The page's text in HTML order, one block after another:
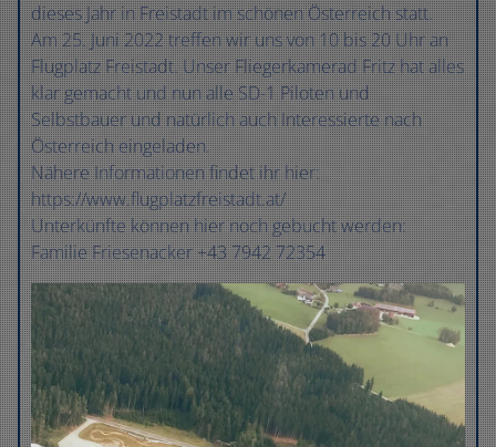
dieses Jahr in Freistadt im schönen Österreich statt.
Am 25. Juni 2022 treffen wir uns von 10 bis 20 Uhr an
Flugplatz Freistadt. Unser Fliegerkamerad Fritz hat alles
klar gemacht und nun alle SD-1 Piloten und
Selbstbauer und natürlich auch Interessierte nach
Österreich eingeladen.
Nähere Informationen findet ihr hier:
https://www.flugplatzfreistadt.at/
Unterkünfte können hier noch gebucht werden:
Familie Friesenacker +43 7942 72354